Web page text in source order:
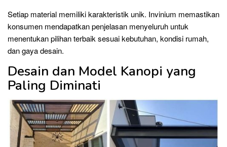
Setiap material memiliki karakteristik unik. Invinium memastikan
konsumen mendapatkan penjelasan menyeluruh untuk
menentukan pilihan terbaik sesuai kebutuhan, kondisi rumah,
dan gaya desain.
Desain dan Model Kanopi yang
Paling Diminati